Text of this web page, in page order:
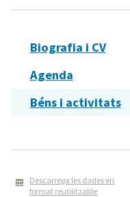
Biografia i CV
Agenda
Béns i activitats
Descarrega les dades en
format reutilitzable